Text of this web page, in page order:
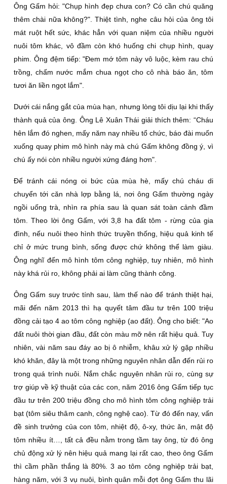
Ông Gấm hỏi: "Chụp hình đẹp chưa con? Có cần chú quăng
thêm chài nữa không?". Thiệt tình, nghe câu hỏi của ông tôi
mát ruột hết sức, khác hẳn với quan niệm của nhiều người
nuôi tôm khác, vô đầm còn khó huống chi chụp hình, quay
phim. Ông đệm tiếp: "Ðem mớ tôm này vô luộc, kèm rau chú
trồng, chấm nước mắm chua ngọt cho cô nhà báo ăn, tôm
tươi ăn liền ngọt lắm".
Dưới cái nắng gắt của mùa hạn, nhưng lòng tôi dịu lại khi thấy
thành quả của ông. Ông Lê Xuân Thái giải thích thêm: “Cháu
hên lắm đó nghen, mấy năm nay nhiều tổ chức, báo đài muốn
xuống quay phim mô hình này mà chú Gấm không đồng ý, vì
chú ấy nói còn nhiều người xứng đáng hơn".
Ðể tránh cái nóng oi bức của mùa hè, mấy chú cháu di
chuyển tới căn nhà lợp bằng lá, nơi ông Gấm thường ngày
ngồi uống trà, nhìn ra phía sau là quan sát toàn cảnh đầm
tôm. Theo lời ông Gấm, với 3,8 ha đất tôm - rừng của gia
đình, nếu nuôi theo hình thức truyền thống, hiệu quả kinh tế
chỉ ở mức trung bình, sống được chứ không thể làm giàu.
Ông nghĩ đến mô hình tôm công nghiệp, tuy nhiên, mô hình
này khá rủi ro, không phải ai làm cũng thành công.
Ông Gấm suy trước tính sau, làm thế nào để tránh thiệt hại,
mãi đến năm 2013 thì hạ quyết tâm đầu tư trên 100 triệu
đồng cải tạo 4 ao tôm công nghiệp (ao đất). Ông cho biết: "Ao
đất nuôi thời gian đầu, đất còn màu mỡ nên rất hiệu quả. Tuy
nhiên, vài năm sau đáy ao bị ô nhiễm, khâu xử lý gặp nhiều
khó khăn, đây là một trong những nguyên nhân dẫn đến rủi ro
trong quá trình nuôi. Nắm chắc nguyên nhân rủi ro, cùng sự
trợ giúp về kỹ thuật của các con, năm 2016 ông Gấm tiếp tục
đầu tư trên 200 triệu đồng cho mô hình tôm công nghiệp trải
bạt (tôm siêu thâm canh, công nghệ cao). Từ đó đến nay, vấn
đề sinh trưởng của con tôm, nhiệt độ, ô-xy, thức ăn, mật độ
tôm nhiều ít…, tất cả đều nằm trong tầm tay ông, từ đó ông
chủ động xử lý nên hiệu quả mang lại rất cao, theo ông Gấm
thì cầm phần thắng là 80%. 3 ao tôm công nghiệp trải bạt,
hàng năm, với 3 vụ nuôi, bình quân mỗi đợt ông Gấm thu lãi